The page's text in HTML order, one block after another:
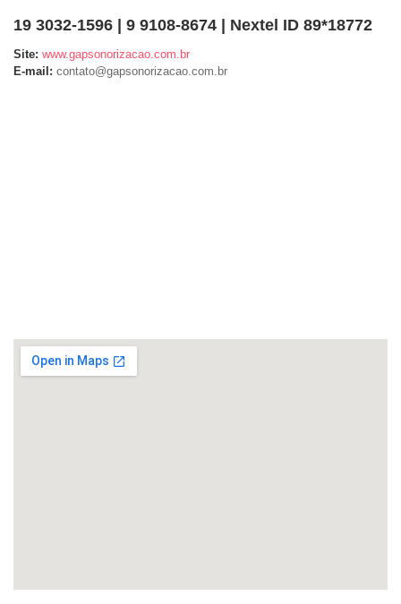
19 3032-1596 | 9 9108-8674 | Nextel ID 89*18772
Site: www.gapsonorizacao.com.br
E-mail: contato@gapsonorizacao.com.br